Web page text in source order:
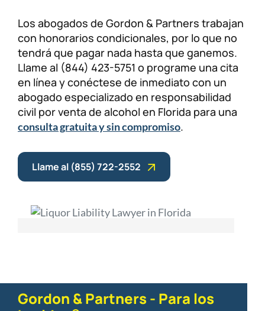
Los abogados de Gordon & Partners trabajan
con honorarios condicionales, por lo que no
tendrá que pagar nada hasta que ganemos.
Llame al (844) 423-5751 o programe una cita
en línea y conéctese de inmediato con un
abogado especializado en responsabilidad
civil por venta de alcohol en Florida para una
consulta gratuita y sin compromiso.
Llame al (855) 722-2552
Gordon & Partners - Para los